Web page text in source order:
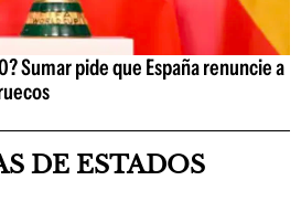
Sumar pide que España renuncie a
DE ESTADOS